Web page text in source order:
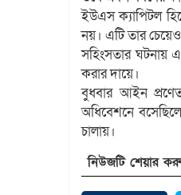
ইউএস ক্যাপিটল
নয়। এটি তার
সহিংসতার ঘটনায়
করার দায়ে।
বুধবার আইন
অধিবেশনে
চালায়।
নিউজটি শেয়ার